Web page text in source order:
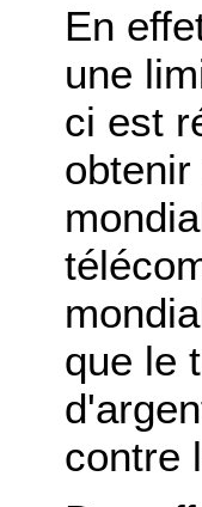
En
une
ci est
que le
contre